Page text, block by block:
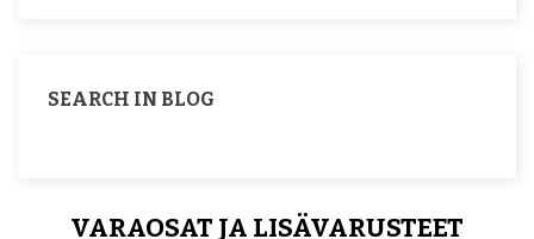
SEARCH IN BLOG
VARAOSAT JA LISÄVARUSTEET